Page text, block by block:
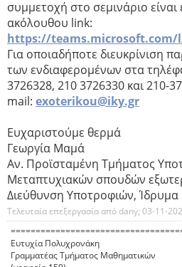
συμμετοχή στο σεμινάριο
ακόλουθου link:
https://teams.microsoft.com/
Για οποιαδήποτε διευκρίνιση
των ενδιαφερομένων στα
3726328, 210 3726330 και 210-
mail: exoterikou@iky.gr
Ευχαριστούμε θερμά
Γεωργία Μαμά
Αν. Προϊσταμένη Τμήματος
Μεταπτυχιακών σπουδών
Διεύθυνση Υποτροφιών,
Τελευταία επεξεργασία από dany; 03-11-
Ευτυχία Πολυχρονάκη
Γραμματέας Τμήματος Μαθηματικών